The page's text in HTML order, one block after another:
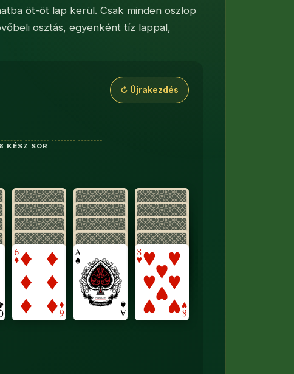
öt-öt lap kerül. Csak minden oszlop
osztás, egyenként tíz lappal,
csak a legfelső lapja néz felfelé. Bal felül az 50 lapos
↻ Újrakezdés
KÉSZ SOR